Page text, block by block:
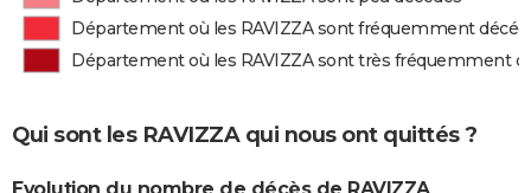
Département où les RAVIZZA sont fréquemment
Département où les RAVIZZA sont très fréquemment
Qui sont les RAVIZZA qui nous ont quittés ?